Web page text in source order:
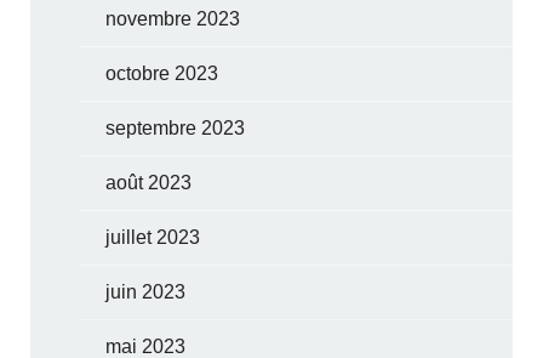
novembre 2023
octobre 2023
septembre 2023
août 2023
juillet 2023
juin 2023
mai 2023